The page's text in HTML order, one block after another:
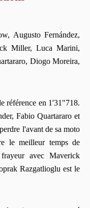
Augusto Fernández,
Miller, Luca Marini,
Diogo Moreira,
référence en 1'31"718.
Fabio Quartararo et
l'avant de sa moto
le meilleur temps de
avec Maverick
Razgatlioglu est le